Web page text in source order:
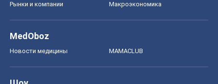
Рынки и компании Mакроэкономика
MedOboz
Новости медицины MAMACLUB